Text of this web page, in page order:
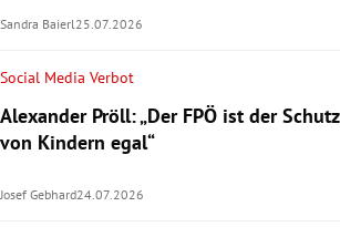
Sandra Baierl25.07.2026
Social Media Verbot
Alexander Pröll: „Der FPÖ ist der Schutz
von Kindern egal“
Josef Gebhard24.07.2026